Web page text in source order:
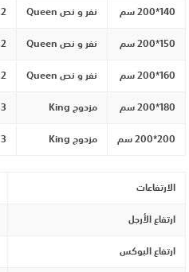
140*200 سم
نفر و نص Queen 2
150*200 سم
نفر و نص Queen 2
160*200 سم
نفر و نص Queen 2
180*200 سم
مزدوج King 3
200*200 سم
مزدوج King 3
الارتفاعات
ارتفاع الأرجل
ارتفاع البوكس